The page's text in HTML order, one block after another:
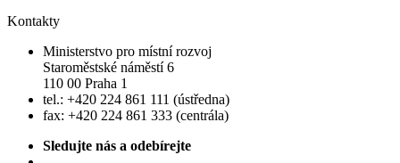
Kontakty
Ministerstvo pro místní rozvoj
Staroměstské náměstí 6
110 00 Praha 1
tel.: +420 224 861 111 (ústředna)
fax: +420 224 861 333 (centrála)
Sledujte nás a odebírejte